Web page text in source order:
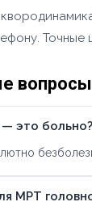
это больно?
МРТ